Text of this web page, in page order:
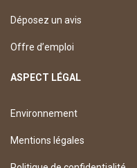
Déposez un avis
Offre d’emploi
ASPECT LÉGAL
Environnement
Mentions légales